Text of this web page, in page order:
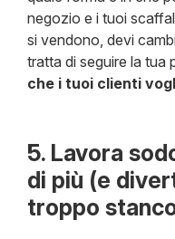
negozio e i tuoi
si vendono, devi
tratta di seguire la tua
che i tuoi clienti
5. Lavora
di più (e
troppo